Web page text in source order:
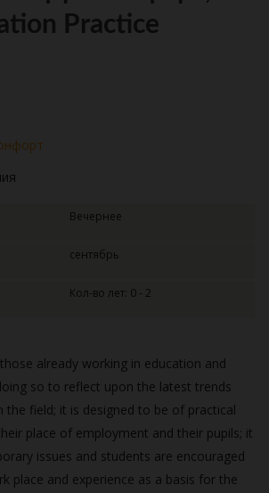
Practice
Вечернее
сентябрь
Кол-во лет: 0 - 2
already working in education and
so to reflect upon the latest trends
the field; it is designed to be of practical
place of employment and their pupils; it
issues and students are encouraged
place and experience as a basis for the